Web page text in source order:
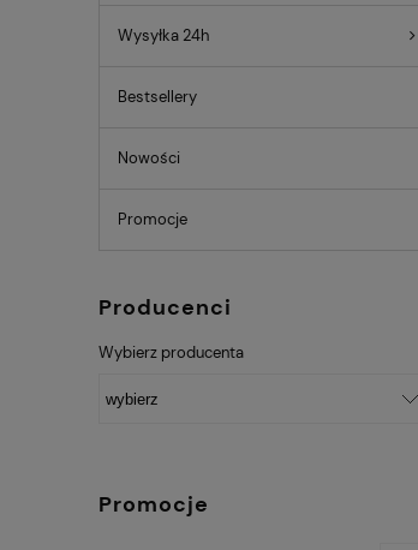
Wysyłka 24h
Bestsellery
Nowości
Promocje
Producenci
Wybierz producenta
Promocje